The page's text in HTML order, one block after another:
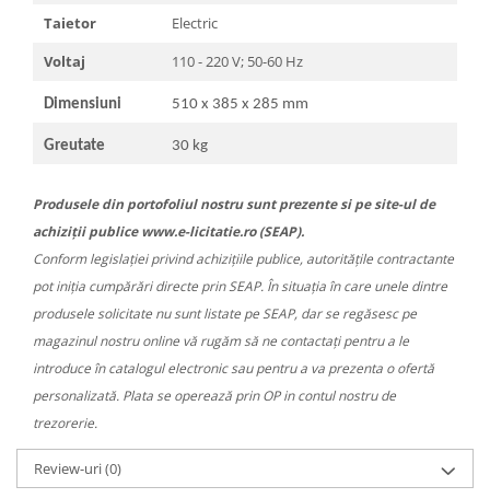
Taietor
Electric
Voltaj
110 - 220 V; 50-60 Hz
Dimensiuni 510 x 385 x 285 mm
Greutate 30 kg
Produsele din portofoliul nostru sunt prezente si pe site-ul de
achiziții publice www.e-licitatie.ro (SEAP).
Conform legislației privind achizițiile publice, autoritățile contractante
pot iniția cumpărări directe prin SEAP. În situația în care unele dintre
produsele solicitate nu sunt listate pe SEAP, dar se regăsesc pe
magazinul nostru online vă rugăm să ne contactați pentru a le
introduce în catalogul electronic sau pentru a va prezenta o ofertă
personalizată. Plata se operează prin OP in contul nostru de
trezorerie.
Review-uri(0)